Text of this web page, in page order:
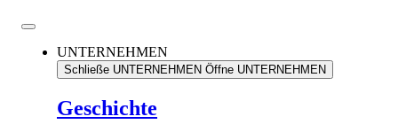
UNTERNEHMEN
Schließe UNTERNEHMEN Öffne UNTERNEHMEN
Geschichte